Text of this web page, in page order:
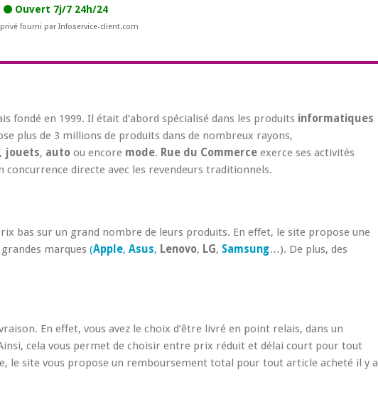
Ouvert 7j/7 24h/24
privé fourni par Infoservice-client.com
fondé en 1999. Il était d’abord spécialisé dans les produits informatiques
plus de 3 millions de produits dans de nombreux rayons,
, jouets, auto ou encore mode. Rue du Commerce exerce ses activités
directe avec les revendeurs traditionnels.
bas sur un grand nombre de leurs produits. En effet, le site propose une
marques (Apple, Asus, Lenovo, LG, Samsung…). De plus, des
En effet, vous avez le choix d’être livré en point relais, dans un
cela vous permet de choisir entre prix réduit et délai court pour tout
le site vous propose un remboursement total pour tout article acheté il y a